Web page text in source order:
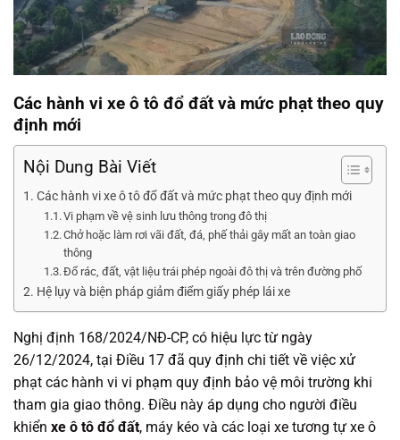
Các hành vi xe ô tô đổ đất và mức phạt theo quy
định mới
Nội Dung Bài Viết
Các hành vi xe ô tô đổ đất và mức phạt theo quy định mới
Vi phạm về vệ sinh lưu thông trong đô thị
Chở hoặc làm rơi vãi đất, đá, phế thải gây mất an toàn giao
thông
Đổ rác, đất, vật liệu trái phép ngoài đô thị và trên đường phố
Hệ lụy và biện pháp giảm điểm giấy phép lái xe
Nghị định 168/2024/NĐ-CP, có hiệu lực từ ngày
26/12/2024, tại Điều 17 đã quy định chi tiết về việc xử
phạt các hành vi vi phạm quy định bảo vệ môi trường khi
tham gia giao thông. Điều này áp dụng cho người điều
khiển xe ô tô đổ đất, máy kéo và các loại xe tương tự xe ô